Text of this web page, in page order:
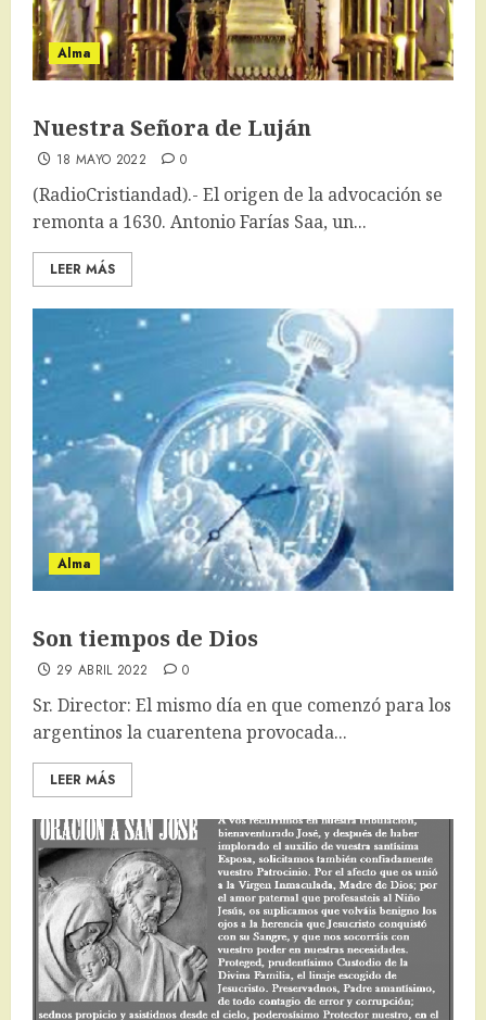
Alma
Nuestra Señora de Luján
18 MAYO 2022 0
(RadioCristiandad).- El origen de la advocación se
remonta a 1630. Antonio Farías Saa, un...
LEER MÁS
Alma
Son tiempos de Dios
29 ABRIL 2022 0
Sr. Director: El mismo día en que comenzó para los
argentinos la cuarentena provocada...
LEER MÁS